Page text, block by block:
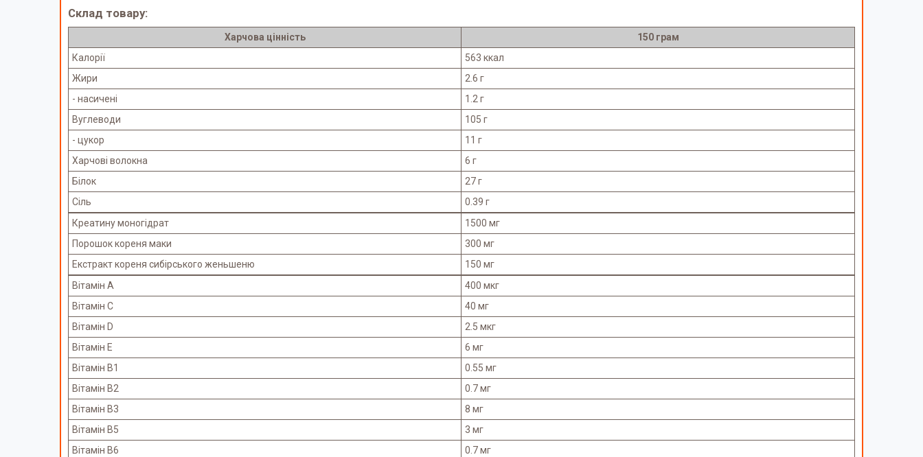
Склад товару:
Харчова цінність
150 грам
Калорії
563 ккал
Жири
2.6 г
- насичені
1.2 г
Вуглеводи
105 г
- цукор
11 г
Харчові волокна
6 г
Білок
27 г
Сіль
0.39 г
Креатину моногідрат
1500 мг
Порошок кореня маки
300 мг
Екстракт кореня сибірського женьшеню
150 мг
Вітамін A
400 мкг
Вітамін C
40 мг
Вітамін D
2.5 мкг
Вітамін E
6 мг
Вітамін B1
0.55 мг
Вітамін B2
0.7 мг
Вітамін B3
8 мг
Вітамін B5
3 мг
Вітамін B6
0.7 мг